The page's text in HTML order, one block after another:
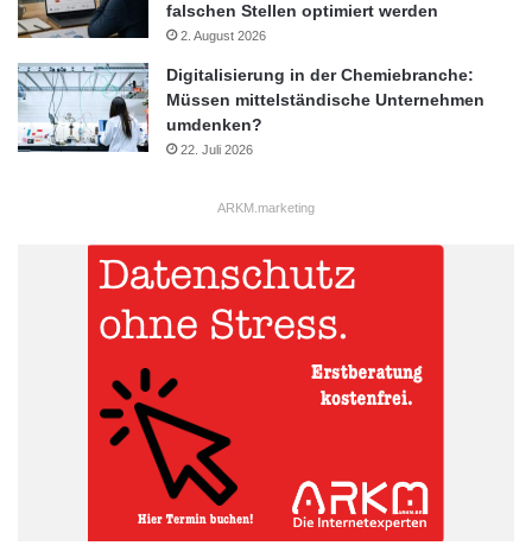
falschen Stellen optimiert werden
2. August 2026
Digitalisierung in der Chemiebranche:
Müssen mittelständische Unternehmen
umdenken?
22. Juli 2026
ARKM.marketing